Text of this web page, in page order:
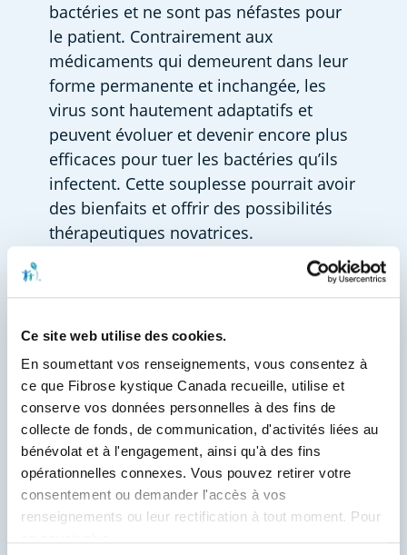
Ce site web utilise des cookies.
En soumettant vos renseignements, vous consentez à
ce que Fibrose kystique Canada recueille, utilise et
conserve vos données personnelles à des fins de
collecte de fonds, de communication, d'activités liées au
bénévolat et à l'engagement, ainsi qu'à des fins
opérationnelles connexes. Vous pouvez retirer votre
consentement ou demander l'accès à vos
renseignements ou leur rectification à tout moment. Pour
bactéries et ne sont pas néfastes pour
le patient. Contrairement aux
médicaments qui demeurent dans leur
forme permanente et inchangée, les
virus sont hautement adaptatifs et
peuvent évoluer et devenir encore plus
efficaces pour tuer les bactéries qu’ils
infectent. Cette souplesse pourrait avoir
des bienfaits et offrir des possibilités
thérapeutiques novatrices.
Dites-nous comment vos travaux
pourraient répondre à l’une des
communauté FK, soit d’améliorer la
détection et le traitement des
infections des voies respiratoires?
Notre objectif premier est de mettre fin
aux infections bactériennes. Nous
utilisons Burkholderia comme modèle
de phagothérapie, une approche
jusqu’ici inexplorée. Si nos efforts